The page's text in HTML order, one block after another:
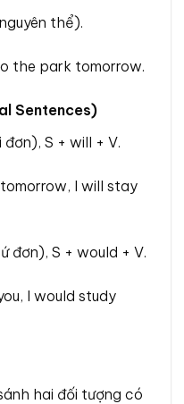
thể).
the park tomorrow.
Sentences)
đơn), S + will + V.
I will stay
đơn), S + would + V.
I would study
hai đối tượng có